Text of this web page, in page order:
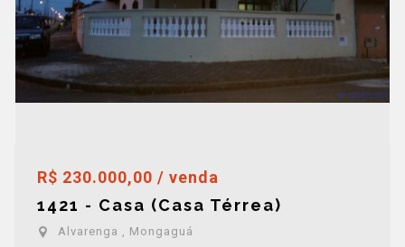
R$ 230.000,00 / venda
1421 - Casa (Casa Térrea)
Alvarenga , Mongaguá